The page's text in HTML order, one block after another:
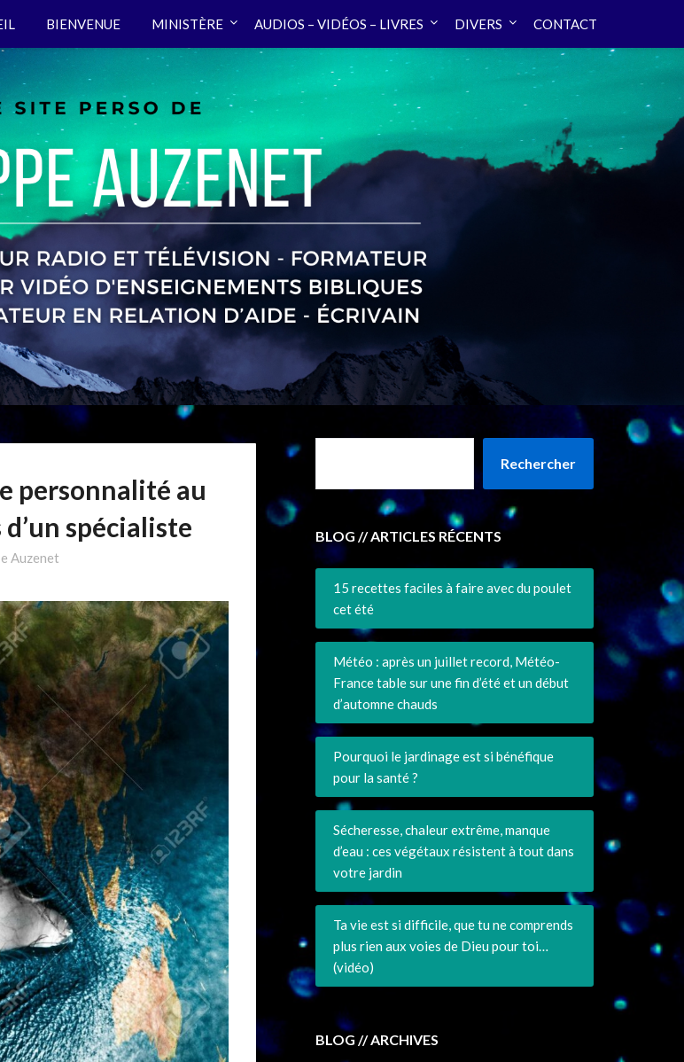
BIENVENUE MINISTÈRE AUDIOS – VIDÉOS – LIVRES DIVERS CONTACT
personnalité au
spécialiste
Auzenet
Rechercher
BLOG // ARTICLES RÉCENTS
15 recettes faciles à faire avec du poulet
cet été
Météo : après un juillet record, Météo-
France table sur une fin d’été et un début
d’automne chauds
Pourquoi le jardinage est si bénéfique
pour la santé ?
Sécheresse, chaleur extrême, manque
d’eau : ces végétaux résistent à tout dans
votre jardin
Ta vie est si difficile, que tu ne comprends
plus rien aux voies de Dieu pour toi…
(vidéo)
BLOG // ARCHIVES